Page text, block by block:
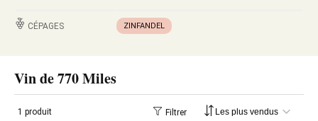
CÉPAGES ZINFANDEL
Vin de 770 Miles
1 produit Filtrer